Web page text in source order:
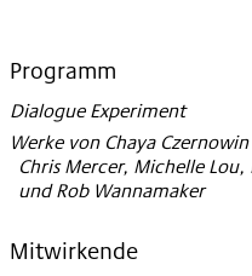
Programm
Dialogue Experiment
Werke von Chaya
Chris Mercer, Michelle
und Rob Wannamaker
Mitwirkende